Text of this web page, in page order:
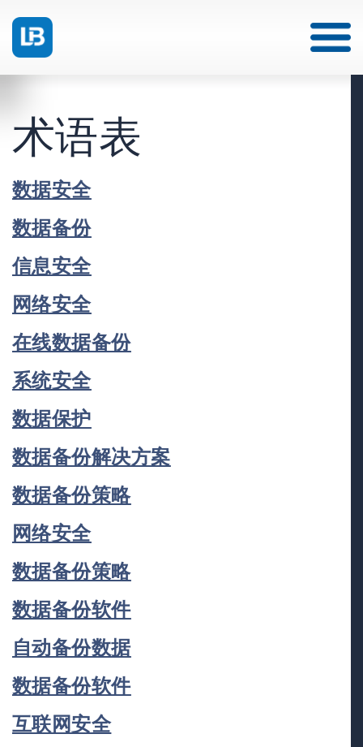
术语表
数据安全
数据备份
信息安全
网络安全
在线数据备份
系统安全
数据保护
数据备份解决方案
数据备份策略
网络安全
数据备份策略
数据备份软件
自动备份数据
数据备份软件
互联网安全